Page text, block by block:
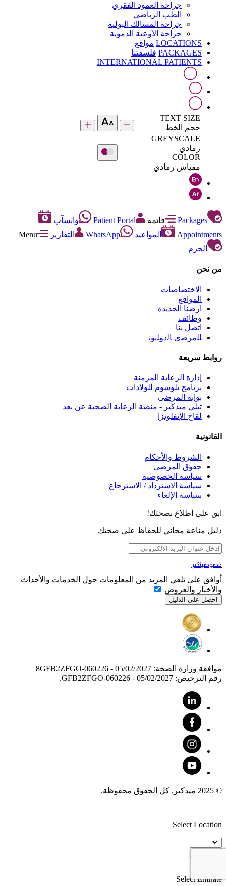
جراحة العمود الفقري
الطب الرياضي
جراحة المسالك البولية
جراحة الأوعية الدموية
LOCATIONS مواقع
PACKAGES فلسفتنا
INTERNATIONAL PATIENTS
TEXT SIZE
حجم الخط
GREYSCALE
رمادي
COLOR
مقياس رمادي
Packages قائمة Patient Portal
واتسآب
Appointments
المواعيد WhatsApp التقارير
Menu
الحزم
من نحن
الاختصاصات
المواقع
ارضنا الجديدة
وظائف
اتصل بنا
ﺎﻠﻣﺮﺿﻯ ﺎﻟﺩﻮﻠﻳﻮﻧ
روابط سريعة
إدارة الرعاية المزمنة
برنامج بلوسوم للولادات
بوابة المرضى
تيلي ميدكير - منصة الرعاية الصحية عن بعد
لقاح الإنفلونزا
القانونية
الشروط والأحكام
حقوق المرضى
سياسة الخصوصية
سياسة الاسترداد / الاسترجاع
سياسة الإلغاء
ابق على اطلاع بصحتك!
دليل مناعة مجاني للحفاظ على صحتك
خصوصيتكم
أوافق على تلقي المزيد من المعلومات حول الخدمات والأحداث
والأخبار والعروض
موافقة وزارة الصحة: 8GFB2ZFGO-060226 - 05/02/2027
رقم الترخيص: GFB2ZFGO-060226 - 05/02/2027.
© 2025 ميدكير. كل الحقوق محفوظة.
Select Location
Select Emirate